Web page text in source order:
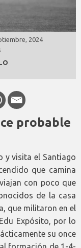
2024
probable
y visita el Santiago
que camina
con poco que
de la casa
que militaron en el
Expósito, por lo
su once